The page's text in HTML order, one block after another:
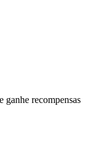
ganhe recompensas